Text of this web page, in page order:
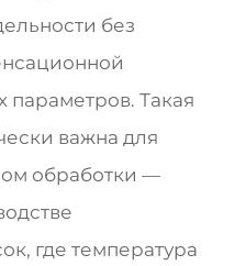
без
параметров. Такая
важна для
обработки —
где температура